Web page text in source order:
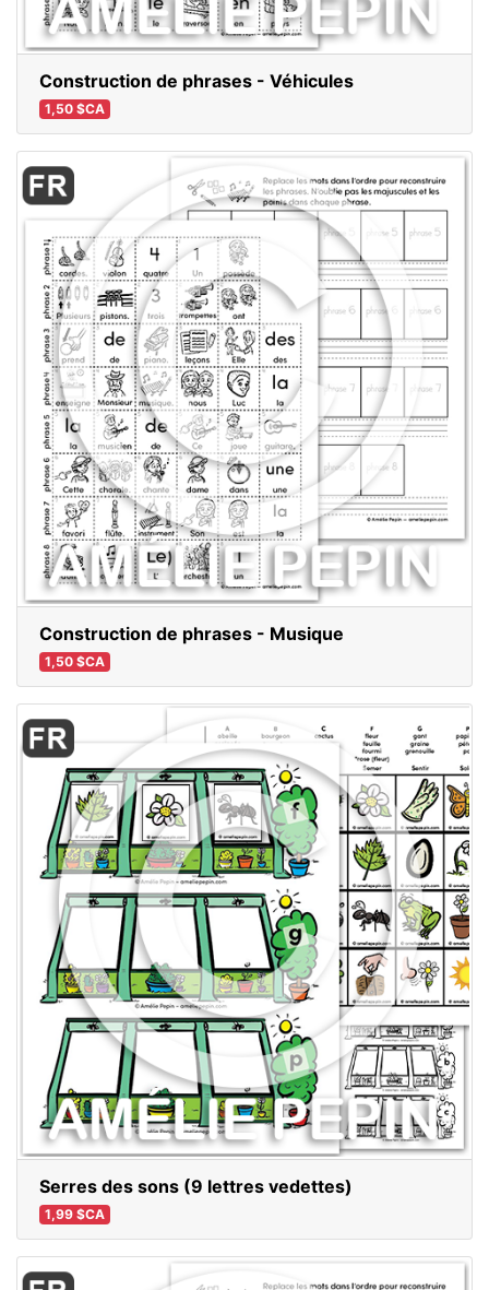
Construction de phrases - Véhicules
1,50 $CA
Construction de phrases - Musique
1,50 $CA
Serres des sons (9 lettres vedettes)
1,99 $CA